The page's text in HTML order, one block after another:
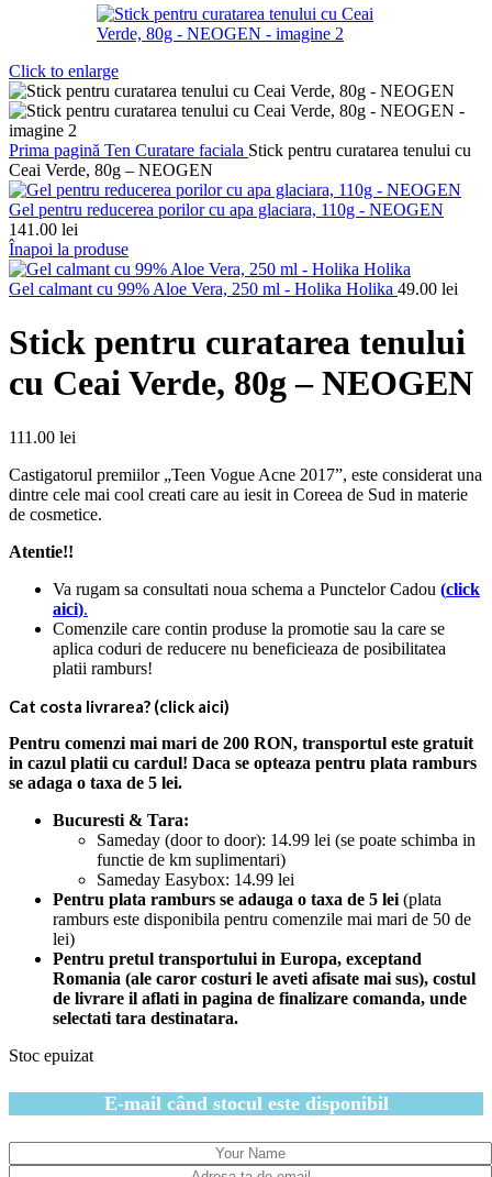
Click to enlarge
Prima pagină Ten Curatare faciala Stick pentru curatarea tenului cu
Ceai Verde, 80g – NEOGEN
Gel pentru reducerea porilor cu apa glaciara, 110g - NEOGEN
141.00 lei
Înapoi la produse
Gel calmant cu 99% Aloe Vera, 250 ml - Holika Holika 49.00 lei
Stick pentru curatarea tenului
cu Ceai Verde, 80g – NEOGEN
111.00 lei
Castigatorul premiilor „Teen Vogue Acne 2017”, este considerat una
dintre cele mai cool creati care au iesit in Coreea de Sud in materie
de cosmetice.
Atentie!!
Va rugam sa consultati noua schema a Punctelor Cadou (click
aici).
Comenzile care contin produse la promotie sau la care se
aplica coduri de reducere nu beneficieaza de posibilitatea
platii ramburs!
Cat costa livrarea? (click aici)
Pentru comenzi mai mari de 200 RON, transportul este gratuit
in cazul platii cu cardul! Daca se opteaza pentru plata ramburs
se adaga o taxa de 5 lei.
Bucuresti & Tara:
Sameday (door to door): 14.99 lei (se poate schimba in
functie de km suplimentari)
Sameday Easybox: 14.99 lei
Pentru plata ramburs se adauga o taxa de 5 lei (plata
ramburs este disponibila pentru comenzile mai mari de 50 de
lei)
Pentru pretul transportului in Europa, exceptand
Romania (ale caror costuri le aveti afisate mai sus), costul
de livrare il aflati in pagina de finalizare comanda, unde
selectati tara destinatara.
Stoc epuizat
E-mail când stocul este disponibil